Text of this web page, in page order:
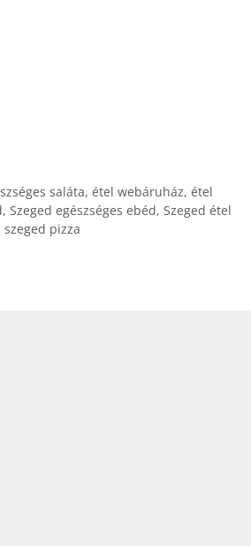
saláta, étel webáruház, étel
, Szeged egészséges ebéd, Szeged étel
szeged pizza